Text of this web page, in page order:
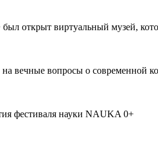
открыт виртуальный музей,
вечные вопросы о современной
фестиваля науки NAUKA 0+